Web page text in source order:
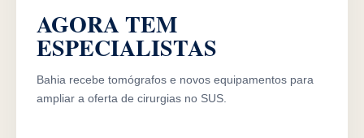
AGORA TEM
ESPECIALISTAS
Bahia recebe tomógrafos e novos equipamentos para
ampliar a oferta de cirurgias no SUS.